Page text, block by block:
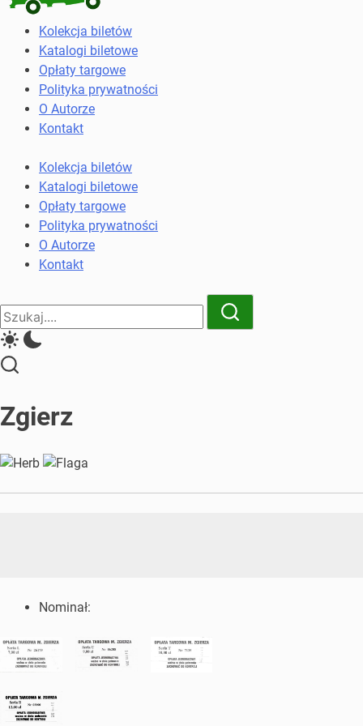
Kolekcja
biletów
komunikacji
miejskiej
kolejowych
Kolekcja biletów
Katalogi biletowe
Opłaty targowe
Polityka prywatności
O Autorze
Kontakt
Kolekcja biletów
Katalogi biletowe
Opłaty targowe
Polityka prywatności
O Autorze
Kontakt
Close
Search
Search
Zgierz
Nominał: